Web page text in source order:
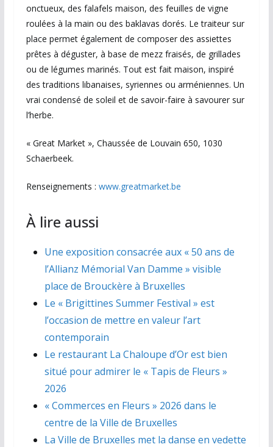
onctueux, des falafels maison, des feuilles de vigne
roulées à la main ou des baklavas dorés. Le traiteur sur
place permet également de composer des assiettes
prêtes à déguster, à base de mezz fraisés, de grillades
ou de légumes marinés. Tout est fait maison, inspiré
des traditions libanaises, syriennes ou arméniennes. Un
vrai condensé de soleil et de savoir-faire à savourer sur
l’herbe.
« Great Market », Chaussée de Louvain 650, 1030
Schaerbeek.
Renseignements : www.greatmarket.be
À lire aussi
Une exposition consacrée aux « 50 ans de
l’Allianz Mémorial Van Damme » visible
place de Brouckère à Bruxelles
Le « Brigittines Summer Festival » est
l’occasion de mettre en valeur l’art
contemporain
Le restaurant La Chaloupe d’Or est bien
situé pour admirer le « Tapis de Fleurs »
2026
« Commerces en Fleurs » 2026 dans le
centre de la Ville de Bruxelles
La Ville de Bruxelles met la danse en vedette